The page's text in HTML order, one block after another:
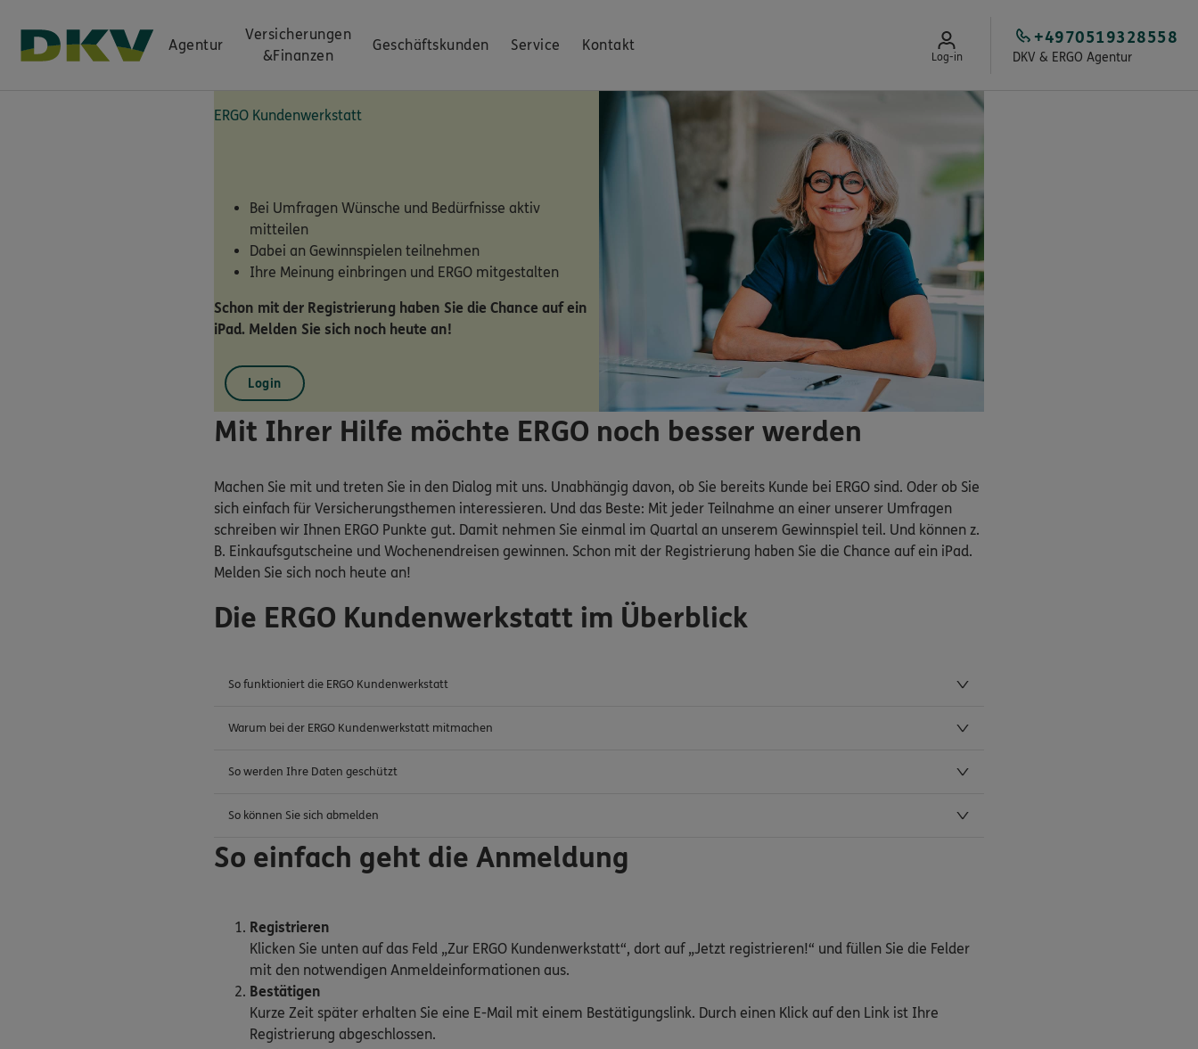
Agentur
Versicherungen
&Finanzen
Geschäftskunden Service Kontakt
Log-in DKV & ERGO Agentur
+4970519328558
ERGO Kundenwerkstatt
Bei Umfragen Wünsche und Bedürfnisse aktiv
mitteilen
Dabei an Gewinnspielen teilnehmen
Ihre Meinung einbringen und ERGO mitgestalten
Schon mit der Registrierung haben Sie die Chance auf ein
iPad. Melden Sie sich noch heute an!
Login
Mit Ihrer Hilfe möchte ERGO noch besser werden
Machen Sie mit und treten Sie in den Dialog mit uns. Unabhängig davon, ob Sie bereits Kunde bei ERGO sind. Oder ob Sie
sich einfach für Versicherungsthemen interessieren. Und das Beste: Mit jeder Teilnahme an einer unserer Umfragen
schreiben wir Ihnen ERGO Punkte gut. Damit nehmen Sie einmal im Quartal an unserem Gewinnspiel teil. Und können z.
B. Einkaufsgutscheine und Wochenendreisen gewinnen. Schon mit der Registrierung haben Sie die Chance auf ein iPad.
Melden Sie sich noch heute an!
Die ERGO Kundenwerkstatt im Überblick
So funktioniert die ERGO Kundenwerkstatt
Warum bei der ERGO Kundenwerkstatt mitmachen
So werden Ihre Daten geschützt
So können Sie sich abmelden
So einfach geht die Anmeldung
Registrieren
Klicken Sie unten auf das Feld „Zur ERGO Kundenwerkstatt“, dort auf „Jetzt registrieren!“ und füllen Sie die Felder
mit den notwendigen Anmeldeinformationen aus.
Bestätigen
Kurze Zeit später erhalten Sie eine E-Mail mit einem Bestätigungslink. Durch einen Klick auf den Link ist Ihre
Registrierung abgeschlossen.